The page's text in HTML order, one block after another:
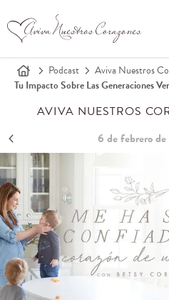
Podcast
Aviva Nuestros
Tu Impacto Sobre Las Generaciones
AVIVA NUESTROS
6 de febrero